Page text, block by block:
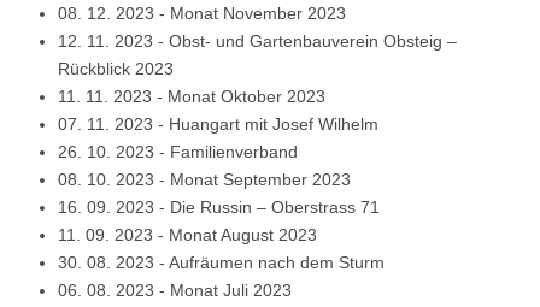
08. 12. 2023 - Monat November 2023
12. 11. 2023 - Obst- und Gartenbauverein Obsteig –
Rückblick 2023
11. 11. 2023 - Monat Oktober 2023
07. 11. 2023 - Huangart mit Josef Wilhelm
26. 10. 2023 - Familienverband
08. 10. 2023 - Monat September 2023
16. 09. 2023 - Die Russin – Oberstrass 71
11. 09. 2023 - Monat August 2023
30. 08. 2023 - Aufräumen nach dem Sturm
06. 08. 2023 - Monat Juli 2023